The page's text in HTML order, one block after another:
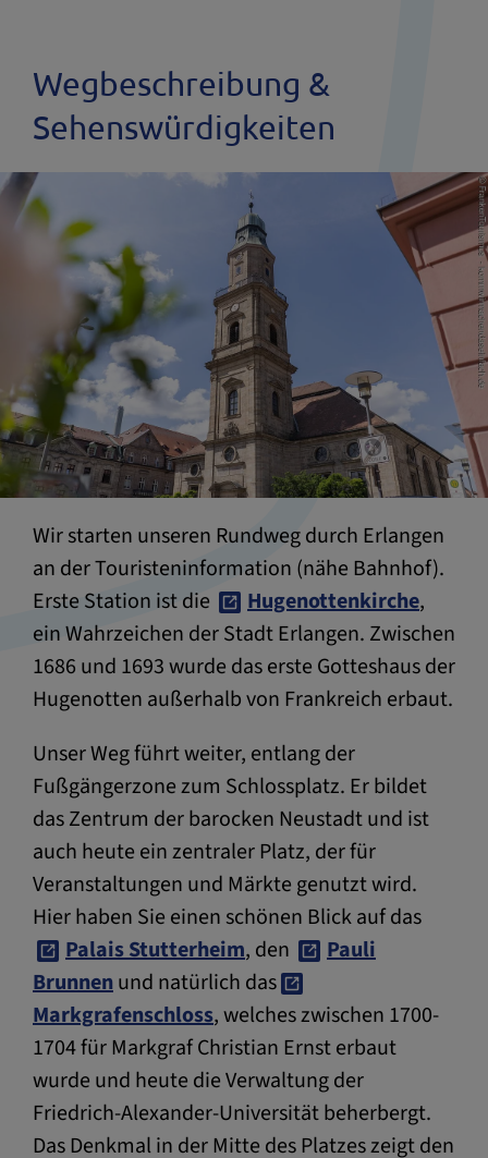
Wegbeschreibung &
Sehenswürdigkeiten
Wir starten unseren Rundweg durch Erlangen
an der Touristeninformation (nähe Bahnhof).
Erste Station ist die
Hugenottenkirche,
ein Wahrzeichen der Stadt Erlangen. Zwischen
1686 und 1693 wurde das erste Gotteshaus der
Hugenotten außerhalb von Frankreich erbaut.
Unser Weg führt weiter, entlang der
Fußgängerzone zum Schlossplatz. Er bildet
das Zentrum der barocken Neustadt und ist
auch heute ein zentraler Platz, der für
Veranstaltungen und Märkte genutzt wird.
Hier haben Sie einen schönen Blick auf das
Palais Stutterheim, den
Pauli
Brunnenund natürlich das
Markgrafenschloss, welches zwischen 1700-
1704 für Markgraf Christian Ernst erbaut
wurde und heute die Verwaltung der
Friedrich-Alexander-Universität beherbergt.
Das Denkmal in der Mitte des Platzes zeigt den